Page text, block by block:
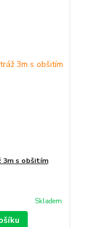
3m s obšitím
Skladem